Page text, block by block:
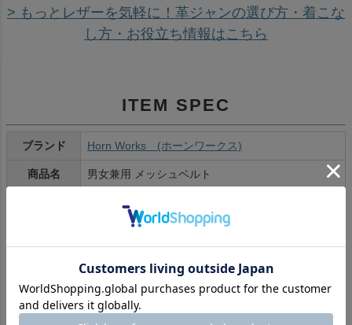
> もっとレザーを気軽に！革ジャンの選び方・着こな
し方・お役立ち情報はこちら
ITEM SPEC
ブランド Horn Works (ホーンワークス)
商品名 男女兼用 メッシュベルト
ド
素材
素材:天然牛革
> Real Leather ~本革の魅力~
ブラック:30